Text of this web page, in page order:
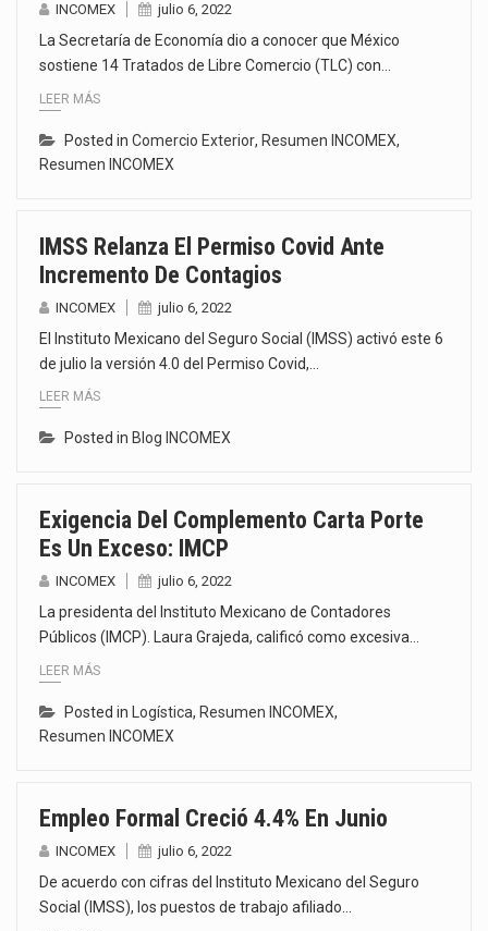
Los créditos fiscales determinados a empresas IMMEX rara vez nacen de una interpretación equivocada de…
La inversión fija bruta en México registró un aumento de 1.1% interanual en mayo de…
INCOMEX julio 6, 2022
La Secretaría de Economía dio a conocer que México
sostiene 14 Tratados de Libre Comercio (TLC) con…
LEER MÁS
Posted in Comercio Exterior, Resumen INCOMEX,
Resumen INCOMEX
IMSS Relanza El Permiso Covid Ante
Incremento De Contagios
INCOMEX julio 6, 2022
El Instituto Mexicano del Seguro Social (IMSS) activó este 6
de julio la versión 4.0 del Permiso Covid,…
LEER MÁS
Posted in Blog INCOMEX
Exigencia Del Complemento Carta Porte
Es Un Exceso: IMCP
INCOMEX julio 6, 2022
La presidenta del Instituto Mexicano de Contadores
Públicos (IMCP). Laura Grajeda, calificó como excesiva…
LEER MÁS
Posted in Logística, Resumen INCOMEX,
Resumen INCOMEX
Empleo Formal Creció 4.4% En Junio
INCOMEX julio 6, 2022
De acuerdo con cifras del Instituto Mexicano del Seguro
Social (IMSS), los puestos de trabajo afiliado…